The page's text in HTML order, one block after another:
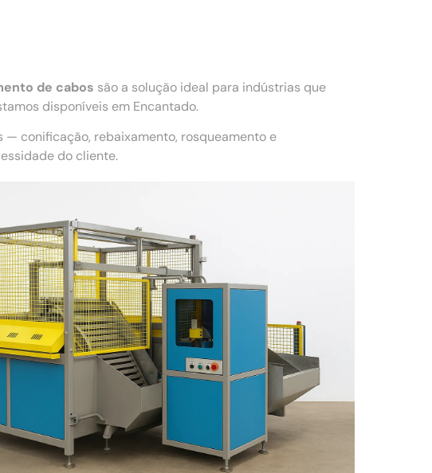
de cabos são a solução ideal para indústrias que
disponíveis em Encantado.
conificação, rebaixamento, rosqueamento e
do cliente.